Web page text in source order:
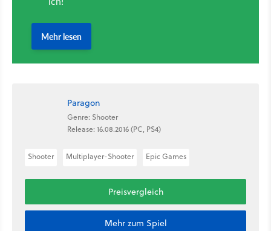
Paragon
Genre: Shooter
Release: 16.08.2016 (PC, PS4)
Shooter Multiplayer-Shooter Epic Games
Preisvergleich
Mehr zum Spiel